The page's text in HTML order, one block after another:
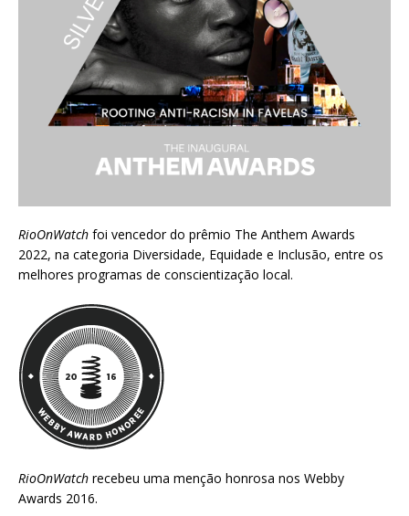
RioOnWatch foi vencedor do prêmio The Anthem Awards
2022, na categoria Diversidade, Equidade e Inclusão, entre os
melhores programas de conscientização local.
RioOnWatch recebeu uma menção honrosa nos Webby
Awards 2016.